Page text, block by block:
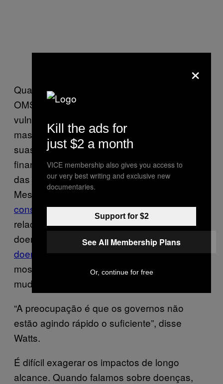
Quase metade dos países pesquisado pela
OMS conduziram “uma avaliação de
vulnerabilidade e adaptação para saúde”,
mas apenas 20 dos 48 países disseram que
suas descobertas levaram diretamente a
financiar políticas para abordar os impactos
das mudanças climáticas na saúde pública.
Mesmo que haja uma
conscientização crescentesdos riscos
relacionados a clima extremo – como
doenças transmitidas pelacomidaeágua
doenças carregadas por insetoscomo
mosquitos – poucos países implementaram
mudanças políticas significativas.
“A preocupação é que os governos não
estão agindo rápido o suficiente”, disse
Watts.
É difícil exagerar os impactos de longo
alcance. Quando falamos sobre doenças,
×
Kill the ads for
just $2 a month
VICE membership also gives you access to
our very best writing and exclusive new
documentaries.
Support for $2
See All Membership Plans
Or, continue for free